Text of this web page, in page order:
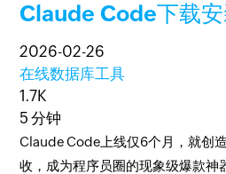
Claude Code下载
2026-02-26
在线数据库工具
1.7K
5 分钟
Claude Code上线仅6个月，就创
收，成为程序员圈的现象级爆款神